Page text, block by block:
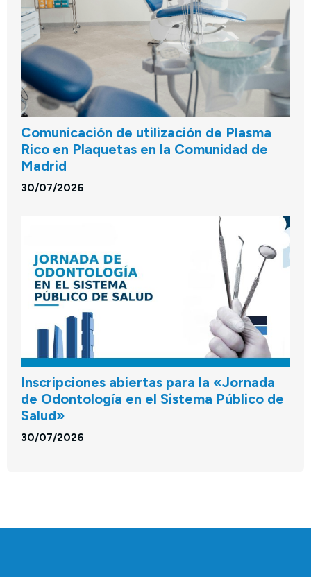
Comunicación de utilización de Plasma
Rico en Plaquetas en la Comunidad de
Madrid
30/07/2026
Inscripciones abiertas para la «Jornada
de Odontología en el Sistema Público de
Salud»
30/07/2026